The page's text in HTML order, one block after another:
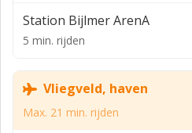
Station Bijlmer ArenA
5 min. rijden
Vliegveld, haven
Max. 21 min. rijden